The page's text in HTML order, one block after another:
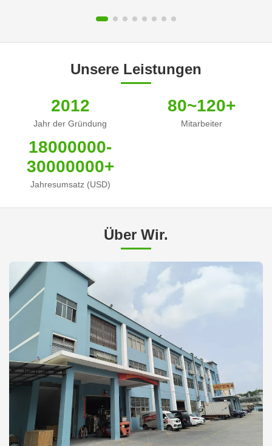
Unsere Leistungen
2012
Jahr der Gründung
80~120+
Mitarbeiter
18000000-
30000000+
Jahresumsatz (USD)
Über Wir.